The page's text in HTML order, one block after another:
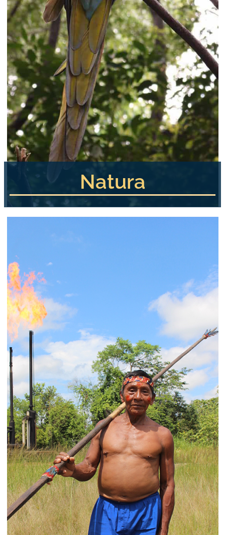
Natura